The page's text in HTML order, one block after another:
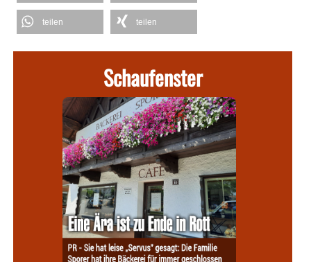
teilen teilen
Schaufenster